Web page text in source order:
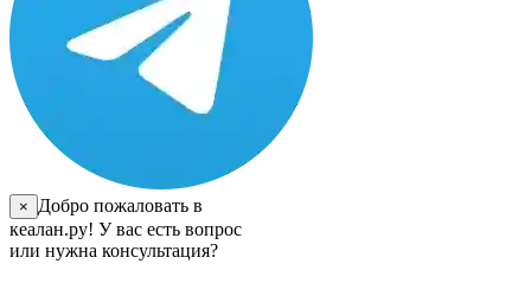
×
Добро пожаловать в
кеалан.ру! У вас есть вопрос
или нужна консультация?